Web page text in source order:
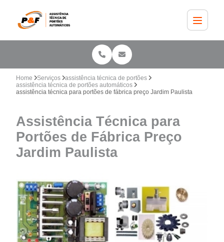
Home Serviços
assistência técnica de portões
assistência técnica de portões automáticos
assistência técnica para portões de fábrica preço Jardim Paulista
Assistência Técnica para
Portões de Fábrica Preço
Jardim Paulista